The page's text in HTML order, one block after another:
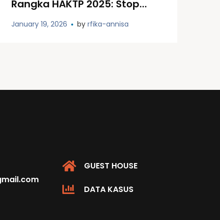
Rangka HAKTP 2025: Stop
Kekerasan, Kembalikan
January 19, 2026 by rfika-annisa
GUEST HOUSE
DATA KASUS